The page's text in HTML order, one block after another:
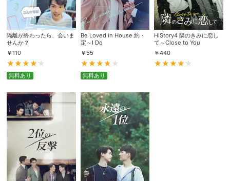
隔離が終わったら、会いま
せんか？
￥110
無料あり
Be Loved in House 約・
定～I Do
￥ 55
無料あり
HIStory4 隣のきみに恋し
て～Close to You
￥440